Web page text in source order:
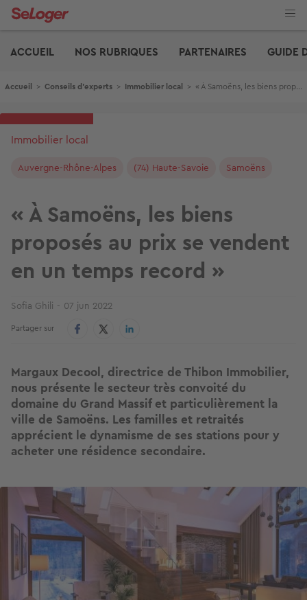
Aller
ACCUEIL
NOS RUBRIQUES PARTENAIRES GUIDE
Fil d'Ariane
Accueil > Conseils d'experts > Immobilier local > « À Samoëns, les biens proposés au prix se vendent en un temps record »
Immobilier local
Auvergne-Rhône-Alpes (74) Haute-Savoie Samoëns
« À Samoëns, les biens
proposés au prix se vendent
en un temps record »
Sofia Ghili 07 jun 2022
Partager sur
Margaux Decool, directrice de Thibon Immobilier,
nous présente le secteur très convoité du
domaine du Grand Massif et particulièrement la
ville de Samoëns. Les familles et retraités
apprécient le dynamisme de ses stations pour y
acheter une résidence secondaire.
Image